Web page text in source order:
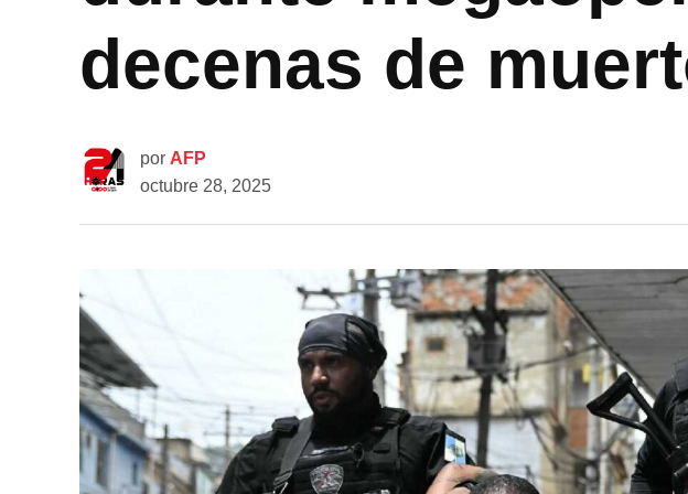
decenas de
por AFP
octubre 28, 2025